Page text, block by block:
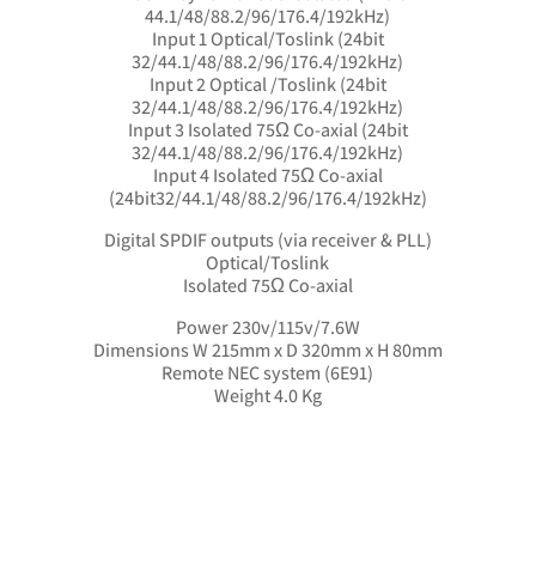
44.1/48/88.2/96/176.4/192kHz)
Input 1 Optical/Toslink (24bit
32/44.1/48/88.2/96/176.4/192kHz)
Input 2 Optical /Toslink (24bit
32/44.1/48/88.2/96/176.4/192kHz)
Input 3 Isolated 75Ω Co-axial (24bit
32/44.1/48/88.2/96/176.4/192kHz)
Input 4 Isolated 75Ω Co-axial
(24bit32/44.1/48/88.2/96/176.4/192kHz)
Digital SPDIF outputs (via receiver & PLL)
Optical/Toslink
Isolated 75Ω Co-axial
Power 230v/115v/7.6W
Dimensions W 215mm x D 320mm x H 80mm
Remote NEC system (6E91)
Weight 4.0 Kg